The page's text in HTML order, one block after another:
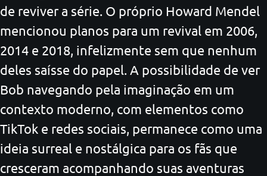
de reviver a série. O próprio Howard Mendel
mencionou planos para um revival em 2006,
2014 e 2018, infelizmente sem que nenhum
deles saísse do papel. A possibilidade de ver
Bob navegando pela imaginação em um
contexto moderno, com elementos como
TikTok e redes sociais, permanece como uma
ideia surreal e nostálgica para os fãs que
cresceram acompanhando suas aventuras